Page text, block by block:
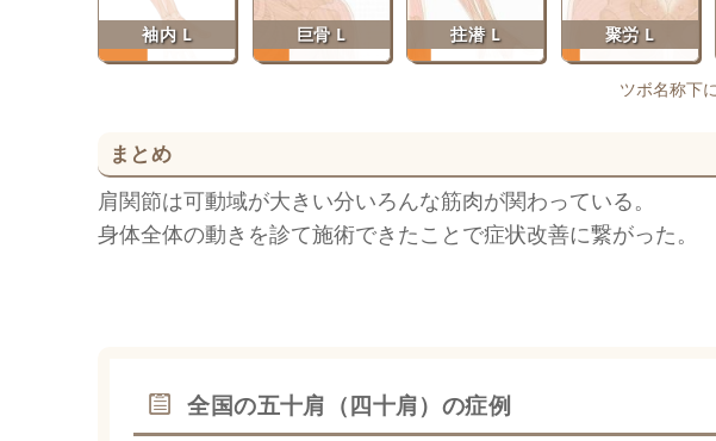
袖内 L 巨骨 L 拄潜 L 聚労 L
ツボ名称下
まとめ
肩関節は可動域が大きい分いろんな筋肉が関わっている。
身体全体の動きを診て施術できたことで症状改善に繋がった。
全国の五十肩（四十肩）の症例